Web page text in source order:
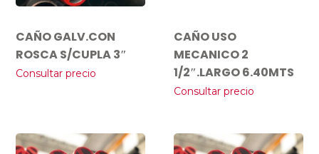
CAÑO GALV.CON
ROSCA S/CUPLA 3″
Consultar precio
CAÑO USO
MECANICO 2
1/2″.LARGO 6.40MTS
Consultar precio